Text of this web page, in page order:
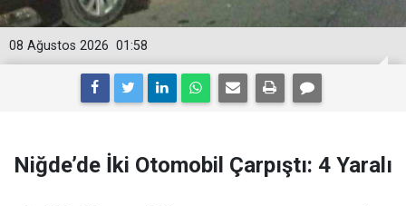
01:58
08 Ağustos 2026
Niğde’de İki Otomobil Çarpıştı: 4 Yaralı